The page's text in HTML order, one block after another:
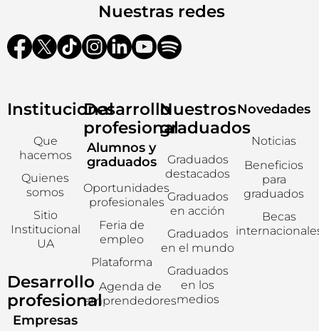
Nuestras redes
Institucional
Que
hacemos
Quienes
somos
Sitio
Institucional
UA
Desarrollo
profesional
Empresas
Desarrollo
profesional
Alumnos y
graduados
Oportunidades
profesionales
Feria de
empleo
Plataforma
Agenda de
emprendedores
Nuestros
graduados
Graduados
destacados
Graduados
en acción
Graduados
en el mundo
Graduados
en los
medios
Novedades
Noticias
Beneficios
para
graduados
Becas